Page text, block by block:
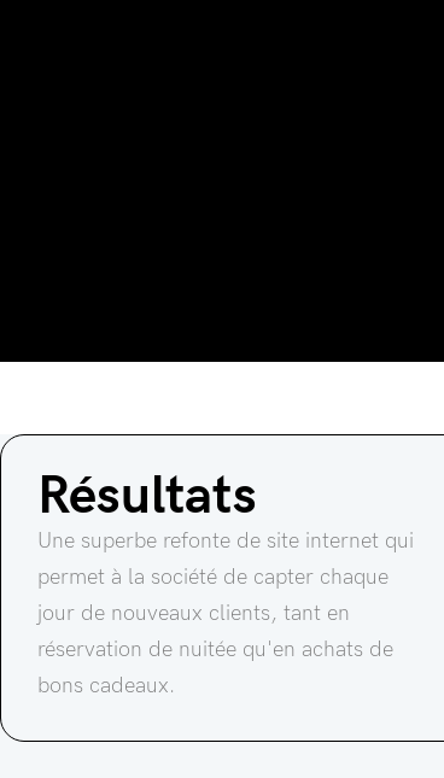
Résultats
Une superbe refonte de site internet qui
permet à la société de capter chaque
jour de nouveaux clients, tant en
réservation de nuitée qu'en achats de
bons cadeaux.